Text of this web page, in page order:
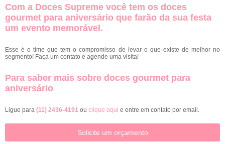
Com a Doces Supreme você tem os doces
gourmet para aniversário que farão da sua festa
um evento memorável.
Esse é o time que tem o compromisso de levar o que existe de melhor no
segmento! Faça um contato e agende uma visita!
Para saber mais sobre doces gourmet para
aniversário
Ligue para (11) 2436-4191 ou clique aqui e entre em contato por email.
Solicite um orçamento